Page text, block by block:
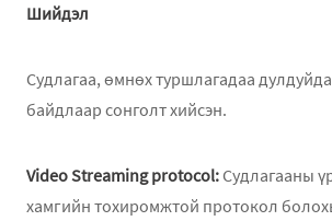
Шийдэл
Судлагаа, өмнөх туршлагадаа
байдлаар сонголт хийсэн.
Video Streaming protocol: Судлагааны
хамгийн тохиромжтой протокол